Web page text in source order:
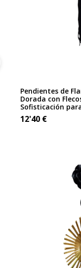
Pendientes de
Dorada con
Sofisticación
12'40 €